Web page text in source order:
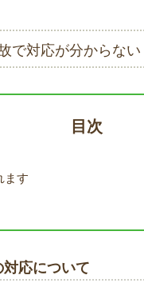
で対応が分からない
目次
ます
応について